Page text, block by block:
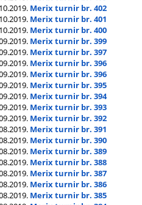
Merix turnir br. 402
Merix turnir br. 401
Merix turnir br. 400
Merix turnir br. 399
Merix turnir br. 397
Merix turnir br. 396
Merix turnir br. 396
Merix turnir br. 395
Merix turnir br. 394
Merix turnir br. 393
Merix turnir br. 392
Merix turnir br. 391
Merix turnir br. 390
Merix turnir br. 389
Merix turnir br. 388
Merix turnir br. 387
Merix turnir br. 386
Merix turnir br. 385